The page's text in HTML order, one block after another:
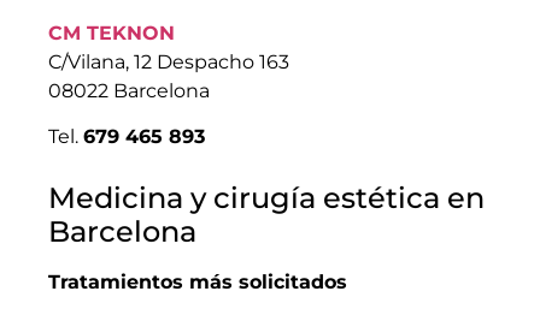
CM TEKNON
C/Vilana, 12 Despacho 163
08022 Barcelona
Tel. 679 465 893
Medicina y cirugía estética en
Barcelona
Tratamientos más solicitados